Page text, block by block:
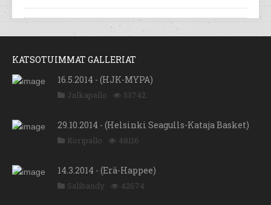
KATSOTUIMMAT GALLERIAT
16.5.2014 - (HJK-MYPA)
Jalkapallo 53742
29.10.2014 - (Helsinki Seagulls-Kataja Basket)
Koripallo 48116
14.3.2014 - (Erä-Happee)
Salibandy 42674